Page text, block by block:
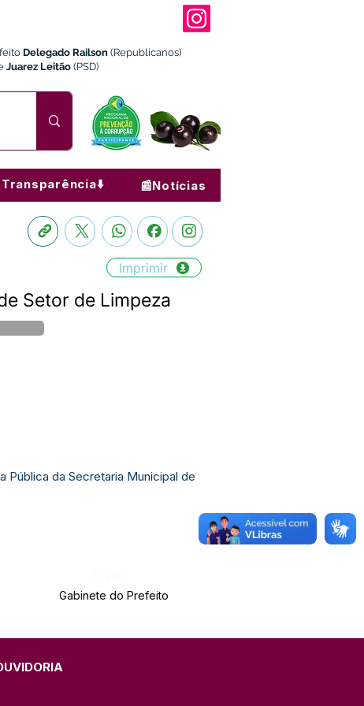
Delegado Railson (Republicanos)
Juarez Leitão (PSD)
Transparência⬇️ 📰Notícias
Imprimir
Setor de Limpeza
Pública da Secretaria Municipal de
Gabinete do Prefeito